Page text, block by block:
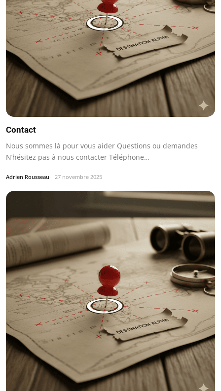
Contact
Nous sommes là pour vous aider Questions ou demandes
N’hésitez pas à nous contacter Téléphone…
Adrien Rousseau 27 novembre 2025